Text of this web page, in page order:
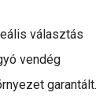
választás
vendég
garantált.